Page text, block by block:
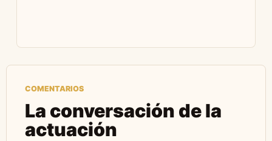
COMENTARIOS
La conversación de la
actuación